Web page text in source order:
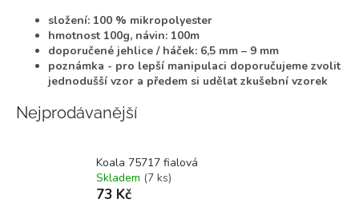
složení: 100 % mikropolyester
hmotnost 100g, návin: 100m
doporučené jehlice / háček: 6,5 mm – 9 mm
poznámka - pro lepší manipulaci doporučujeme zvolit
jednodušší vzor a předem si udělat zkušební vzorek
Nejprodávanější
Koala 75717 fialová
Skladem (7 ks)
73 Kč